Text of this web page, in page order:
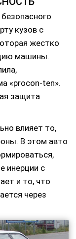
кузов с
жестко
машины.
«procon-ten».
защита
влияет то,
В этом авто
инерции с
и то, что
через